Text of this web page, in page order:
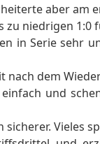
aber am
zu niedrigen 1:0
in Serie sehr
dem
und
Vieles